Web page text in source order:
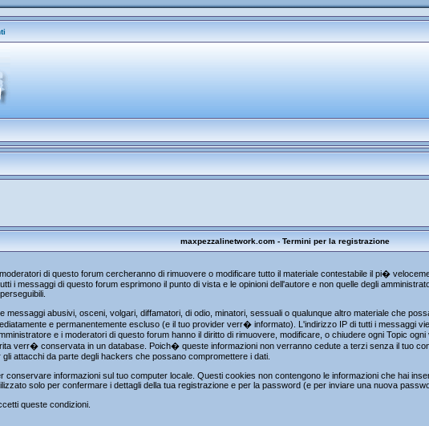
maxpezzalinetwork.com - Termini per la registrazione
di questo forum cercheranno di rimuovere o modificare tutto il materiale contestabile il pi�
i messaggi di questo forum esprimono il punto di vista e le opinioni dell'autore e non quelle degli
messaggi abusivi, osceni, volgari, diffamatori, di odio, minatori, sessuali o qualunque altro materiale che
e permanentemente escluso (e il tuo provider verr� informato). L'indirizzo IP di tutti i messaggi
e i moderatori di questo forum hanno il diritto di rimuovere, modificare, o chiudere ogni Topic
verr� conservata in un database. Poich� queste informazioni non verranno cedute a terzi senza il tuo
attacchi da parte degli hackers che possano compromettere i dati.
conservare informazioni sul tuo computer locale. Questi cookies non contengono le informazioni che hai
solo per confermare i dettagli della tua registrazione e per la password (e per inviare una nuova
queste condizioni.